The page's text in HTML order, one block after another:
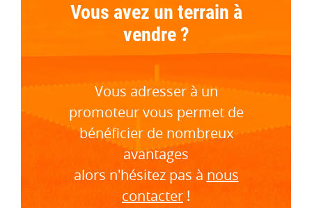
Vous avez un terrain à
vendre ?
Vous adresser à un
promoteur vous permet de
bénéficier de nombreux
avantages
alors n'hésitez pas à nous
contacter !